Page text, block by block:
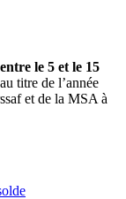
le 5 et le 15
titre de l’année
et de la MSA à